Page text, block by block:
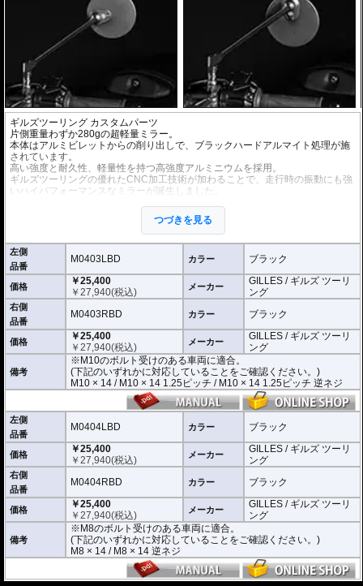
ギルズツーリング カスタムパーツ
片側重量わずか280gの超軽量ミラー。
本体はアルミビレットからの削り出しで、ブラックハードアルマイト処理が施
されています。
高い強度と耐久性、軽量性を持つ高強度アルミニウムを採用。
ギルズツーリングの優れたCNC加工技術が加わることで、走行時の振動にも強
いハイパフォーマンスなミラーが誕生しました。
付属アダプターは汎用性が高く、多くの車種にご利用いただけます。
※車検対応
※左右別売
※商品は汎用品です。
(取付確認がされているものは下記の適合検索で適合品番をご確認いただけま
す。)
M0403LBD / M0403RBD : M10のボルト受けのある車両に適合
※車体側のミラーの取り付け部分が下記のいずれかのネジに対応していること
をご確認ください。
M10 × 14 / M10 × 14 1.25ピッチ / M10 × 14 1.25ピッチ 逆ネジ
M0404LBD / M0404RBD : M8のボルト受けのある車両に適合
※車体側のミラーの取り付け部分が下記のいずれかのネジに対応していること
M8 × 14 / M8 × 14 逆ネジ
※取付箇所の状況や干渉するものがないかなど、あらかじめ寸法図を参考に実
車にて事前にご確認願います。
つづきを見る
左側
品番
M0403LBD カラー ブラック
価格
￥25,400
￥27,940(税込) メーカー
GILLES / ギルズ ツーリ
ング
右側
品番
M0403RBD カラー ブラック
価格
￥25,400
￥27,940(税込) メーカー
GILLES / ギルズ ツーリ
ング
備考
※M10のボルト受けのある車両に適合。
(下記のいずれかに対応していることをご確認ください。)
M10 × 14 / M10 × 14 1.25ピッチ / M10 × 14 1.25ピッチ 逆ネジ
左側
品番
M0404LBD カラー ブラック
価格
￥25,400
￥27,940(税込) メーカー
GILLES / ギルズ ツーリ
ング
右側
品番
M0404RBD カラー ブラック
価格
￥25,400
￥27,940(税込) メーカー
GILLES / ギルズ ツーリ
ング
備考
※M8のボルト受けのある車両に適合。
(下記のいずれかに対応していることをご確認ください。)
M8 × 14 / M8 × 14 逆ネジ